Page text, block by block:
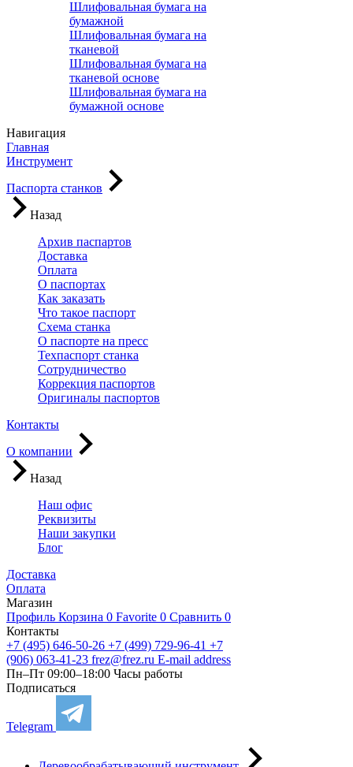
Шлифовальная бумага на
бумажной
Шлифовальная бумага на
тканевой
Шлифовальная бумага на
тканевой основе
Шлифовальная бумага на
бумажной основе
Навигация
Главная
Инструмент
Паспорта станков
Назад
Архив паспартов
Доставка
Оплата
О паспортах
Как заказать
Что такое паспорт
Схема станка
О паспорте на пресс
Техпаспорт станка
Сотрудничество
Коррекция паспортов
Оригиналы паспортов
Контакты
О компании
Назад
Наш офис
Реквизиты
Наши закупки
Блог
Доставка
Оплата
Магазин
Профиль Корзина 0 Favorite 0 Сравнить 0
Контакты
+7 (495) 646-50-26 +7 (499) 729-96-41 +7
(906) 063-41-23 frez@frez.ru E-mail address
Пн–Пт 09:00–18:00 Часы работы
Подписаться
Telegram